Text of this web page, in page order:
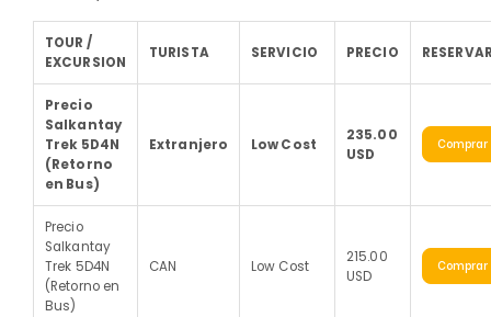
TOUR /
EXCURSION
TURISTA SERVICIO PRECIO
Precio
Salkantay
Trek 5D4N
(Retorno
en Bus)
Extranjero Low Cost
235.00
USD
Comprar
Precio
Salkantay
Trek 5D4N
(Retorno en
Bus)
CAN Low Cost
215.00
USD
Comprar